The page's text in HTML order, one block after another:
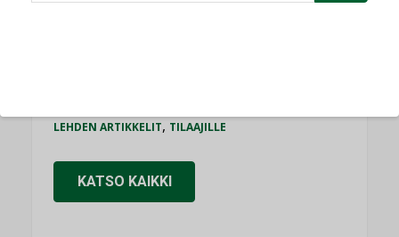
LEHDEN ARTIKKELIT, TILAAJILLE
KATSO KAIKKI